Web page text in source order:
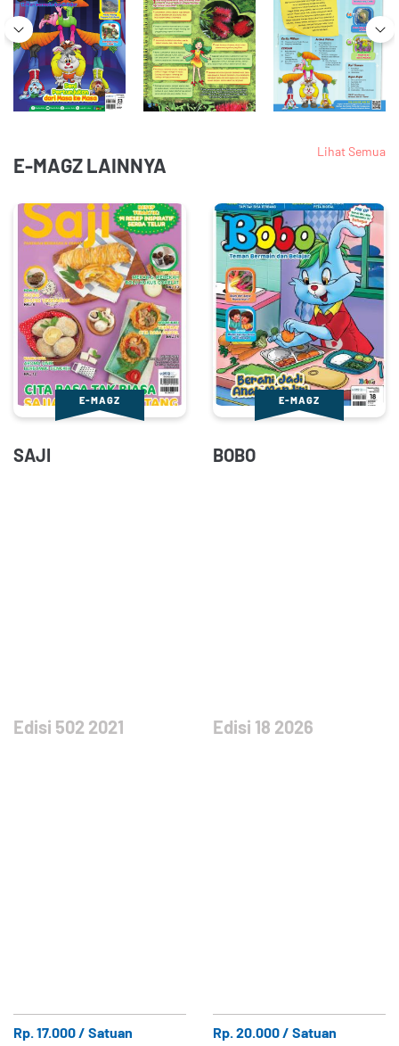
E-MAGZ LAINNYA
Lihat Semua
E-MAGZ
SAJI
Edisi 502 2021
Rp. 17.000 / Satuan
E-MAGZ
BOBO
Edisi 18 2026
Rp. 20.000 / Satuan